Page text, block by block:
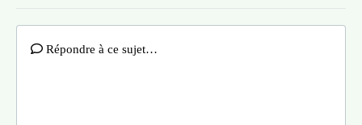
Répondre à ce sujet…